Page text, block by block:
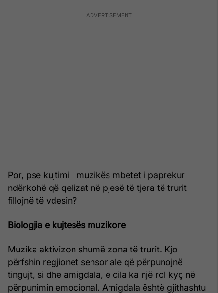
Por, pse kujtimi i muzikës mbetet i paprekur
ndërkohë që qelizat në pjesë të tjera të trurit
fillojnë të vdesin?
Biologjia e kujtesës muzikore
Muzika aktivizon shumë zona të trurit. Kjo
përfshin regjionet sensoriale që përpunojnë
tingujt, si dhe amigdala, e cila ka një rol kyç në
përpunimin emocional. Amigdala është gjithashtu